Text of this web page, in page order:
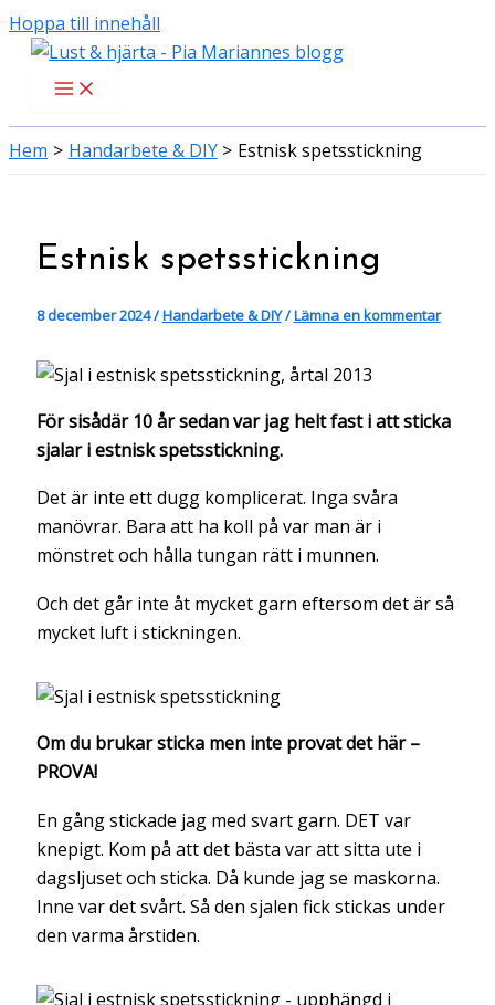
Hoppa till innehåll
Hem Handarbete & DIY Estnisk spetsstickning
Estnisk spetsstickning
8 december 2024/Handarbete & DIY/Lämna en kommentar
För sisådär 10 år sedan var jag helt fast i att sticka
sjalar i estnisk spetsstickning.
Det är inte ett dugg komplicerat. Inga svåra
manövrar. Bara att ha koll på var man är i
mönstret och hålla tungan rätt i munnen.
Och det går inte åt mycket garn eftersom det är så
mycket luft i stickningen.
Om du brukar sticka men inte provat det här –
PROVA!
En gång stickade jag med svart garn. DET var
knepigt. Kom på att det bästa var att sitta ute i
dagsljuset och sticka. Då kunde jag se maskorna.
Inne var det svårt. Så den sjalen fick stickas under
den varma årstiden.